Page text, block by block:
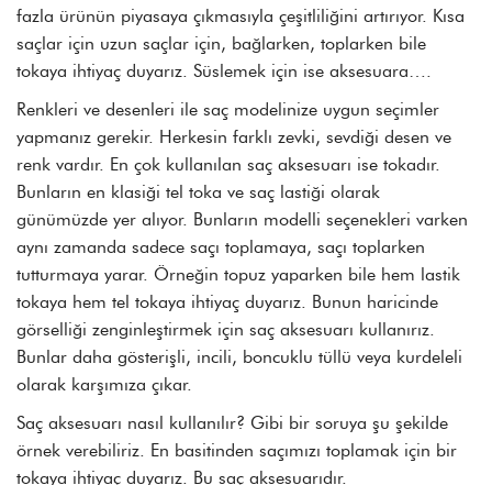
fazla ürünün piyasaya çıkmasıyla çeşitliliğini artırıyor. Kısa
saçlar için uzun saçlar için, bağlarken, toplarken bile
tokaya ihtiyaç duyarız. Süslemek için ise aksesuara….
Renkleri ve desenleri ile saç modelinize uygun seçimler
yapmanız gerekir. Herkesin farklı zevki, sevdiği desen ve
renk vardır. En çok kullanılan saç aksesuarı ise tokadır.
Bunların en klasiği tel toka ve saç lastiği olarak
günümüzde yer alıyor. Bunların modelli seçenekleri varken
aynı zamanda sadece saçı toplamaya, saçı toplarken
tutturmaya yarar. Örneğin topuz yaparken bile hem lastik
tokaya hem tel tokaya ihtiyaç duyarız. Bunun haricinde
görselliği zenginleştirmek için saç aksesuarı kullanırız.
Bunlar daha gösterişli, incili, boncuklu tüllü veya kurdeleli
olarak karşımıza çıkar.
Saç aksesuarı nasıl kullanılır? Gibi bir soruya şu şekilde
örnek verebiliriz. En basitinden saçımızı toplamak için bir
tokaya ihtiyaç duyarız. Bu saç aksesuarıdır.